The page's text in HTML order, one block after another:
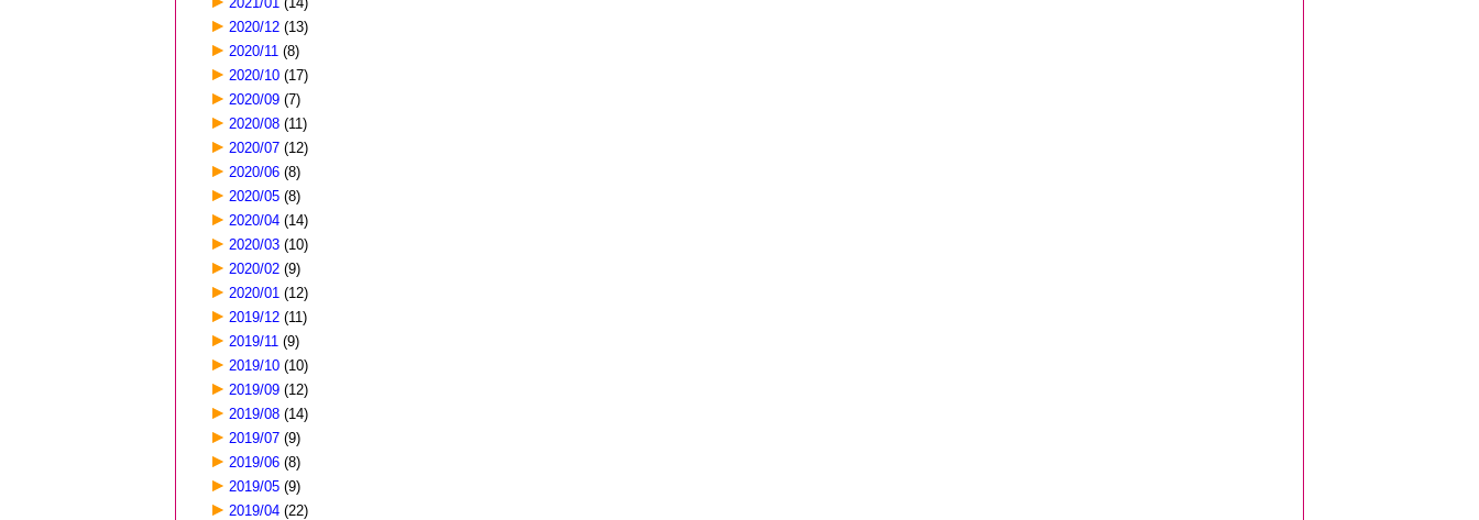
2020/12 (13)
2020/11 (8)
2020/10 (17)
2020/09 (7)
2020/08 (11)
2020/07 (12)
2020/06 (8)
2020/05 (8)
2020/04 (14)
2020/03 (10)
2020/02 (9)
2020/01 (12)
2019/12 (11)
2019/11 (9)
2019/10 (10)
2019/09 (12)
2019/08 (14)
2019/07 (9)
2019/06 (8)
2019/05 (9)
2019/04 (22)